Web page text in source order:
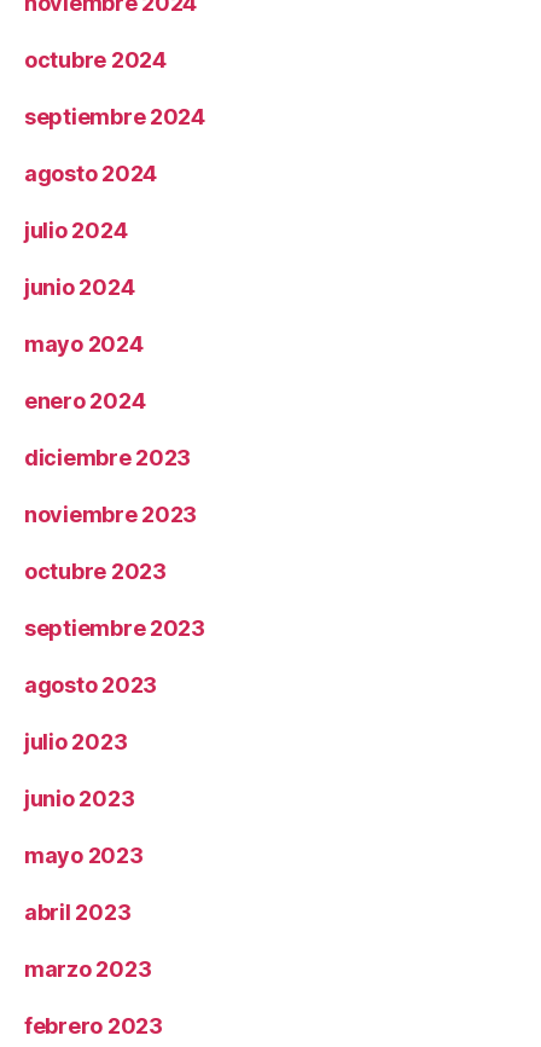
octubre 2024
septiembre 2024
agosto 2024
julio 2024
junio 2024
mayo 2024
enero 2024
diciembre 2023
noviembre 2023
octubre 2023
septiembre 2023
agosto 2023
julio 2023
junio 2023
mayo 2023
abril 2023
marzo 2023
febrero 2023